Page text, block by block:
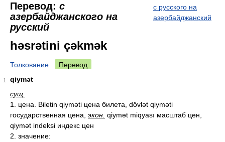
Перевод: с
азербайджанского на
русский
с русского на
азербайджанский
həsrətini çəkmək
Толкование Перевод
1
qiymət
сущ.
1. цена. Biletin qiyməti цена билета, dövlət qiyməti
государственная цена, экон. qiymət miqyası масштаб цен,
qiymət indeksi индекс цен
2. значение: